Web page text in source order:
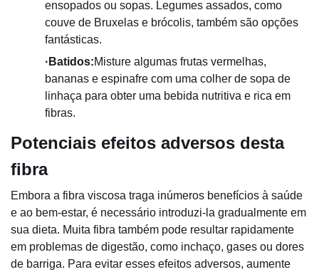
ensopados ou sopas. Legumes assados, como
couve de Bruxelas e brócolis, também são opções
fantásticas.
· Batidos:Misture algumas frutas vermelhas,
bananas e espinafre com uma colher de sopa de
linhaça para obter uma bebida nutritiva e rica em
fibras.
Potenciais efeitos adversos desta
fibra
Embora a fibra viscosa traga inúmeros benefícios à saúde
e ao bem-estar, é necessário introduzi-la gradualmente em
sua dieta. Muita fibra também pode resultar rapidamente
em problemas de digestão, como inchaço, gases ou dores
de barriga. Para evitar esses efeitos adversos, aumente